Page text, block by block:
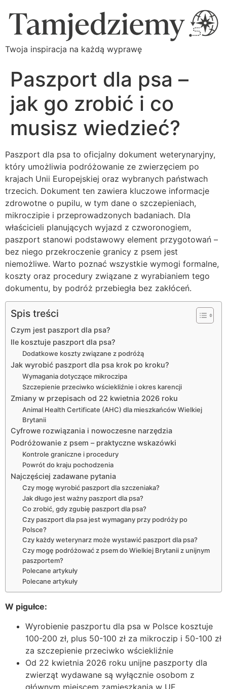
Twoja inspiracja na każdą wyprawę
Paszport dla psa –
jak go zrobić i co
musisz wiedzieć?
Paszport dla psa to oficjalny dokument weterynaryjny,
który umożliwia podróżowanie ze zwierzęciem po
krajach Unii Europejskiej oraz wybranych państwach
trzecich. Dokument ten zawiera kluczowe informacje
zdrowotne o pupilu, w tym dane o szczepieniach,
mikroczipie i przeprowadzonych badaniach. Dla
właścicieli planujących wyjazd z czworonogiem,
paszport stanowi podstawowy element przygotowań –
bez niego przekroczenie granicy z psem jest
niemożliwe. Warto poznać wszystkie wymogi formalne,
koszty oraz procedury związane z wyrabianiem tego
dokumentu, by podróż przebiegła bez zakłóceń.
Spis treści
Czym jest paszport dla psa?
Ile kosztuje paszport dla psa?
Dodatkowe koszty związane z podróżą
Jak wyrobić paszport dla psa krok po kroku?
Wymagania dotyczące mikroczipa
Szczepienie przeciwko wściekliźnie i okres karencji
Zmiany w przepisach od 22 kwietnia 2026 roku
Animal Health Certificate (AHC) dla mieszkańców Wielkiej
Brytanii
Cyfrowe rozwiązania i nowoczesne narzędzia
Podróżowanie z psem – praktyczne wskazówki
Kontrole graniczne i procedury
Powrót do kraju pochodzenia
Najczęściej zadawane pytania
Czy mogę wyrobić paszport dla szczeniaka?
Jak długo jest ważny paszport dla psa?
Co zrobić, gdy zgubię paszport dla psa?
Czy paszport dla psa jest wymagany przy podróży po
Polsce?
Czy każdy weterynarz może wystawić paszport dla psa?
Czy mogę podróżować z psem do Wielkiej Brytanii z unijnym
paszportem?
Polecane artykuły
Polecane artykuły
W pigułce:
Wyrobienie paszportu dla psa w Polsce kosztuje
100-200 zł, plus 50-100 zł za mikroczip i 50-100 zł
za szczepienie przeciwko wściekliźnie
Od 22 kwietnia 2026 roku unijne paszporty dla
zwierząt wydawane są wyłącznie osobom z
głównym miejscem zamieszkania w UE